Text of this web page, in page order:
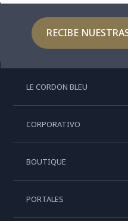
RECIBE
LE CORDON BLEU
CORPORATIVO
BOUTIQUE
PORTALES